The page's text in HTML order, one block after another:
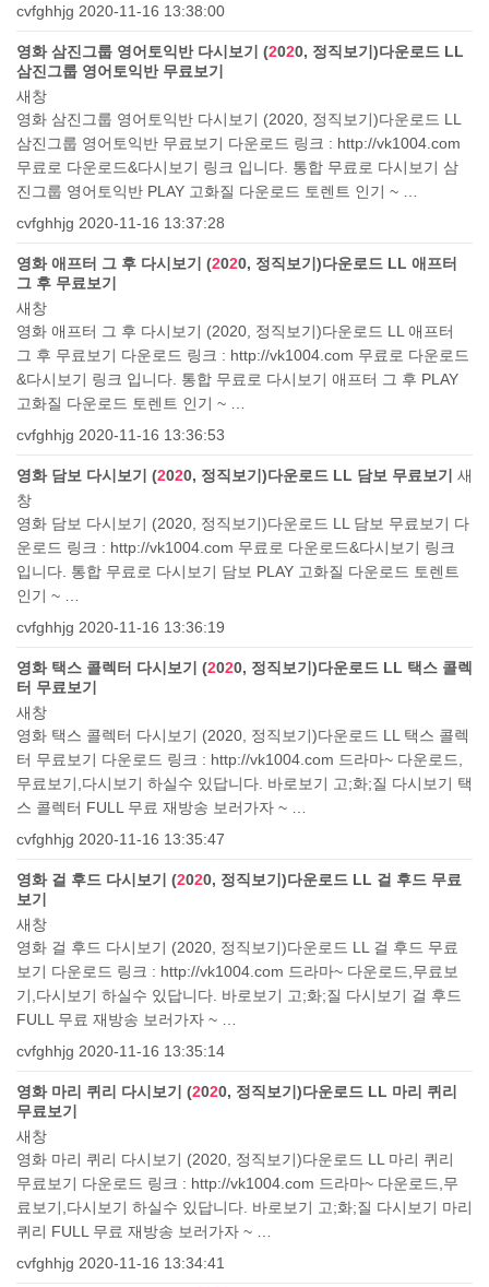
cvfghhjg 2020-11-16 13:38:00
영화 삼진그룹 영어토익반 다시보기 (2020, 정직보기)다운로드 LL
삼진그룹 영어토익반 무료보기
새창
영화 삼진그룹 영어토익반 다시보기 (2020, 정직보기)다운로드 LL
삼진그룹 영어토익반 무료보기 다운로드 링크 : http://vk1004.com
무료로 다운로드&다시보기 링크 입니다. 통합 무료로 다시보기 삼
진그룹 영어토익반 PLAY 고화질 다운로드 토렌트 인기 ~ …
cvfghhjg 2020-11-16 13:37:28
영화 애프터 그 후 다시보기 (2020, 정직보기)다운로드 LL 애프터
그 후 무료보기
새창
영화 애프터 그 후 다시보기 (2020, 정직보기)다운로드 LL 애프터
그 후 무료보기 다운로드 링크 : http://vk1004.com 무료로 다운로드
&다시보기 링크 입니다. 통합 무료로 다시보기 애프터 그 후 PLAY
고화질 다운로드 토렌트 인기 ~ …
cvfghhjg 2020-11-16 13:36:53
영화 담보 다시보기 (2020, 정직보기)다운로드 LL 담보 무료보기
새
창
영화 담보 다시보기 (2020, 정직보기)다운로드 LL 담보 무료보기 다
운로드 링크 : http://vk1004.com 무료로 다운로드&다시보기 링크
입니다. 통합 무료로 다시보기 담보 PLAY 고화질 다운로드 토렌트
인기 ~ …
cvfghhjg 2020-11-16 13:36:19
영화 택스 콜렉터 다시보기 (2020, 정직보기)다운로드 LL 택스 콜렉
터 무료보기
새창
영화 택스 콜렉터 다시보기 (2020, 정직보기)다운로드 LL 택스 콜렉
터 무료보기 다운로드 링크 : http://vk1004.com 드라마~ 다운로드,
무료보기,다시보기 하실수 있답니다. 바로보기 고;화;질 다시보기 택
스 콜렉터 FULL 무료 재방송 보러가자 ~ …
cvfghhjg 2020-11-16 13:35:47
영화 걸 후드 다시보기 (2020, 정직보기)다운로드 LL 걸 후드 무료
보기
새창
영화 걸 후드 다시보기 (2020, 정직보기)다운로드 LL 걸 후드 무료
보기 다운로드 링크 : http://vk1004.com 드라마~ 다운로드,무료보
기,다시보기 하실수 있답니다. 바로보기 고;화;질 다시보기 걸 후드
FULL 무료 재방송 보러가자 ~ …
cvfghhjg 2020-11-16 13:35:14
영화 마리 퀴리 다시보기 (2020, 정직보기)다운로드 LL 마리 퀴리
무료보기
새창
영화 마리 퀴리 다시보기 (2020, 정직보기)다운로드 LL 마리 퀴리
무료보기 다운로드 링크 : http://vk1004.com 드라마~ 다운로드,무
료보기,다시보기 하실수 있답니다. 바로보기 고;화;질 다시보기 마리
퀴리 FULL 무료 재방송 보러가자 ~ …
cvfghhjg 2020-11-16 13:34:41